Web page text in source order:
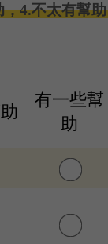
4.不太有幫
有一些幫
助